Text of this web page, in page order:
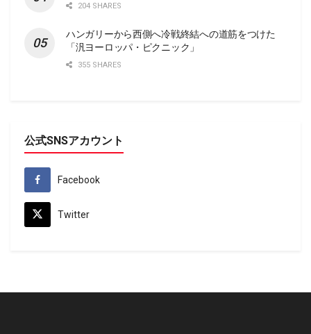
204 SHARES
ハンガリーから西側へ冷戦終結への道筋をつけた
「汎ヨーロッパ・ピクニック」
355 SHARES
公式SNSアカウント
Facebook
Twitter